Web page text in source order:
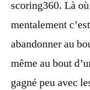
scoring360. Là
mentalement
abandonner au
même au bout
gagné peu avec